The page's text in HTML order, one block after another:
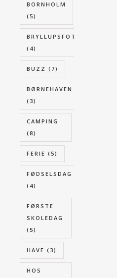
BORNHOLM
(5)
BRYLLUPSFOTOGRAFERING
(4)
BUZZ (7)
BØRNEHAVEN
(3)
CAMPING
(8)
FERIE (5)
FØDSELSDAG
(4)
FØRSTE
SKOLEDAG
(5)
HAVE (3)
HOS